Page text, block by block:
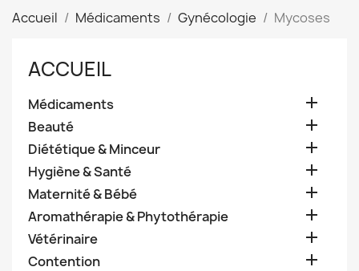
Accueil Médicaments Gynécologie Mycoses
ACCUEIL
Médicaments 
Beauté 
Diététique & Minceur 
Hygiène & Santé 
Maternité & Bébé 
Aromathérapie & Phytothérapie 
Vétérinaire 
Contention 